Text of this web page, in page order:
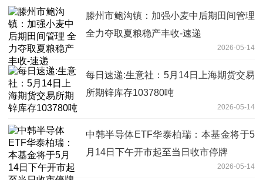
滕州市鲍沟镇：加强小麦中后期田间管理
全力夺取夏粮稳产丰收-速递
2026-05-14
每日速递:生意社：5月14日上海期货交易
所期锌库存103780吨
2026-05-14
中韩半导体ETF华泰柏瑞：本基金将于5
月14日下午开市起至当日收市停牌
2026-05-14